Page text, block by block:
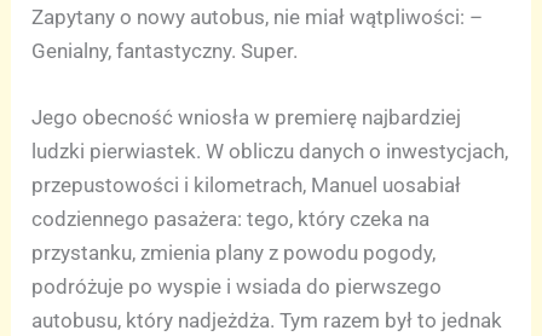
Zapytany o nowy autobus, nie miał wątpliwości: –
Genialny, fantastyczny. Super.
Jego obecność wniosła w premierę najbardziej
ludzki pierwiastek. W obliczu danych o inwestycjach,
przepustowości i kilometrach, Manuel uosabiał
codziennego pasażera: tego, który czeka na
przystanku, zmienia plany z powodu pogody,
podróżuje po wyspie i wsiada do pierwszego
autobusu, który nadjeżdża. Tym razem był to jednak